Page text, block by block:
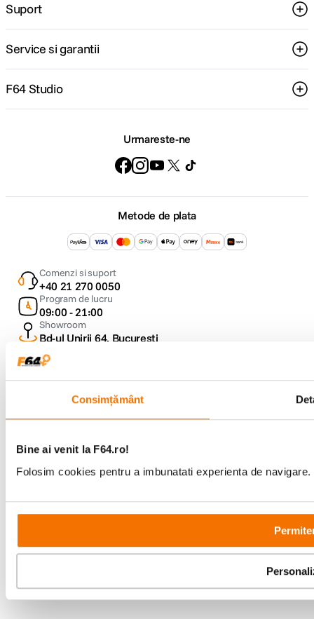
Consimțământ
Bine ai venit la F64.ro!
Folosim cookies pentru a imbunatati experienta de
Suport
Service si garantii
F64 Studio
Urmareste-ne
Metode de plata
Comenzi si suport
+40 21 270 0050
Program de lucru
09:00 - 21:00
Showroom
Bd-ul Unirii 64, Bucuresti
Parteneri tehnologie: